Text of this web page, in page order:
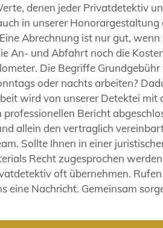
denen jeder Privatdetektiv
in unserer Honorargestaltung
Abrechnung ist nur gut, wenn
An- und Abfahrt noch die
Die Begriffe
oder nachts arbeiten?
wird von unserer Detektei mit
Bericht
allein den vertraglich
Sollte Ihnen in einer
Recht zugesprochen
oft übernehmen.
eine Nachricht. Gemeinsam